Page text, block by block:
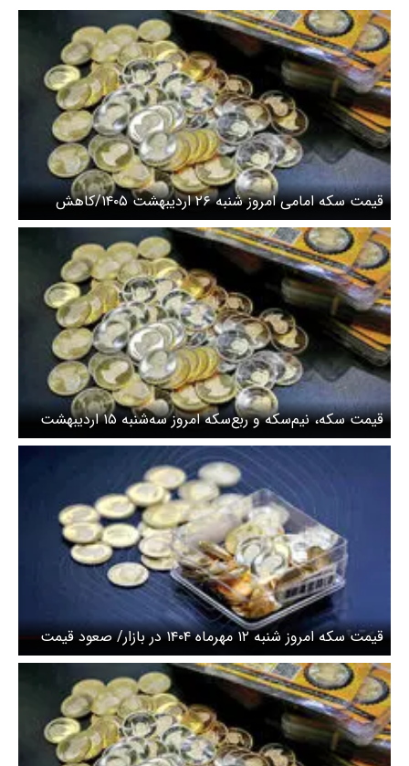
قیمت سکه امامی امروز شنبه ۲۶ اردیبهشت ۱۴۰۵/کاهش
قیمت سکه
قیمت سکه، نیم‌سکه و ربع‌سکه امروز سه‌شنبه ۱۵ اردیبهشت
۱۴۰۵/کاهش قیمت سکه
قیمت سکه امروز شنبه ۱۲ مهرماه ۱۴۰۴ در بازار/ صعود قیمت
سکه + جدول